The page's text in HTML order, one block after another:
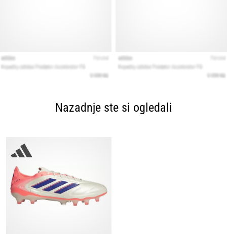
Nazadnje ste si ogledali